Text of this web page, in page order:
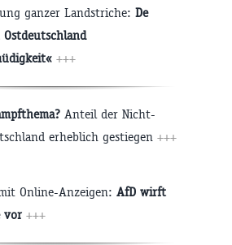
ganzer Landstriche: De
+++
Anteil der Nicht-
erheblich gestiegen +++
Online-Anzeigen: AfD wirft
vor +++